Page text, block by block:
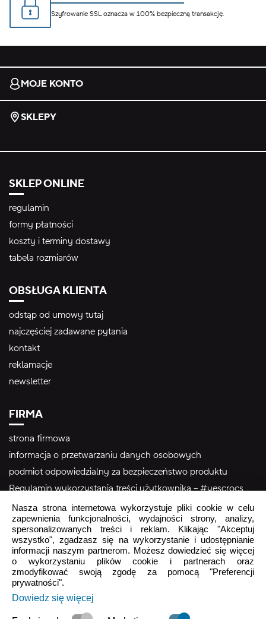
Szyfrowanie SSL oznacza w 100% bezpieczną transakcję.
MOJE KONTO
SKLEPY
SKLEP ONLINE
regulamin
formy płatności
koszty i terminy dostawy
tabela rozmiarów
OBSŁUGA KLIENTA
odstąp od umowy tutaj
najczęściej zadawane pytania
kontakt
reklamacje
newsletter
FIRMA
strona firmowa
informacja o przetwarzaniu danych osobowych
podmiot odpowiedzialny za bezpieczeństwo produktu
Regulamin wykorzystania treści użytkownika – #yescrocs
Obsługa Klienta
Pon - Pt9:00 - 16:00
Sob - NdzZamknięte
crocs.sklep@intersocks.pl
22 230 94 60
Nasza strona internetowa wykorzystuje pliki cookie w celu
zapewnienia funkcjonalności, wydajności strony, analizy,
spersonalizowanych treści i reklam. Klikając "Akceptuj
wszystko", zgadzasz się na wykorzystanie i udostępnianie
informacji naszym partnerom. Możesz dowiedzieć się więcej
o wykorzystaniu plików cookie i partnerach oraz
zmodyfikować swoją zgodę za pomocą "Preferencji
prywatności".
Dowiedz się więcej